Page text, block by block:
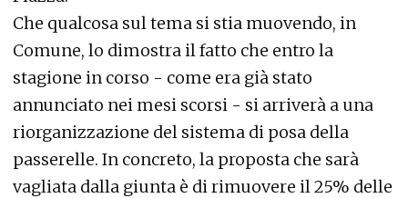
Che qualcosa sul tema si stia muovendo, in
Comune, lo dimostra il fatto che entro la
stagione in corso - come era già stato
annunciato nei mesi scorsi - si arriverà a una
riorganizzazione del sistema di posa della
passerelle. In concreto, la proposta che sarà
vagliata dalla giunta è di rimuovere il 25% delle